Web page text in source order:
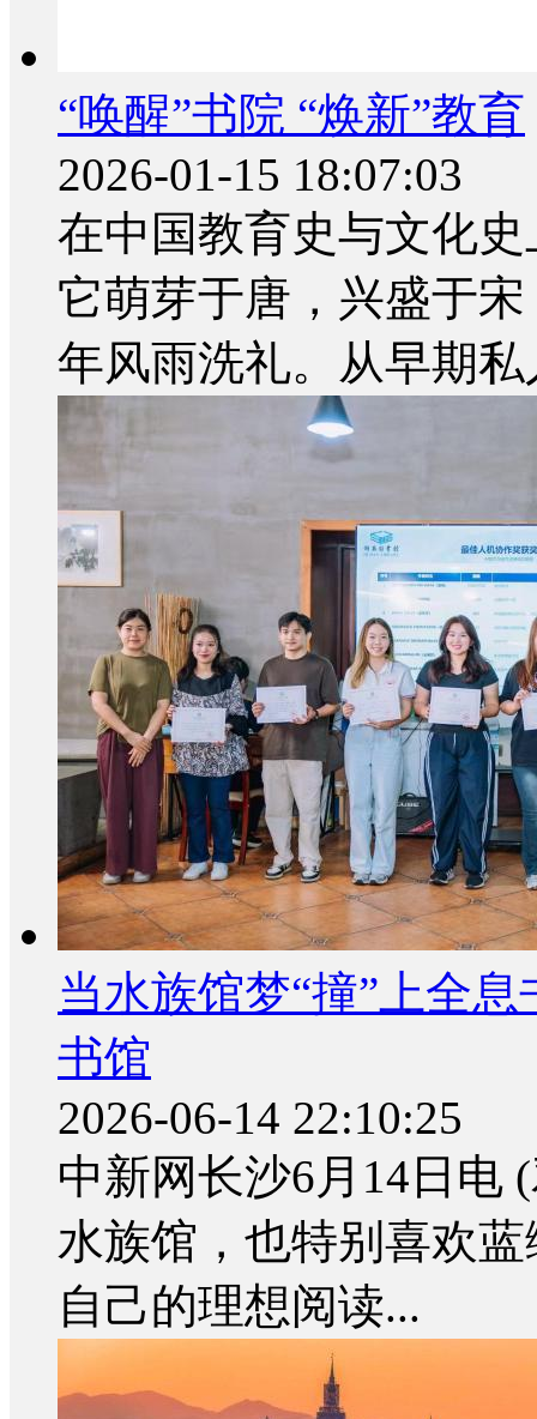
“唤醒”书院 “焕新”教育
2026-01-15 18:07:03
在中国教育史与文化
它萌芽于唐，兴盛于
年风雨洗礼。从早期私
当水族馆梦“撞”上全
书馆
2026-06-14 22:10:25
中新网长沙6月14日电
水族馆，也特别喜欢
自己的理想阅读...